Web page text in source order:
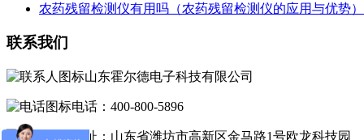
农药残留检测仪有用吗（农药残留检测仪的应用与优势）
联系我们
山东霍尔德电子科技有限公司
电话：400-800-5896
地址：山东省潍坊市高新区金马路1号欧龙科技园